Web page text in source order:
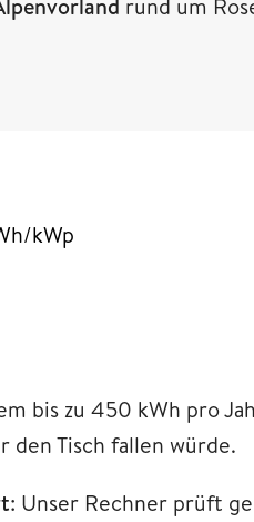
rund um
kWp
bis zu 450 kWh pro
Tisch fallen würde.
: Unser Rechner prüft